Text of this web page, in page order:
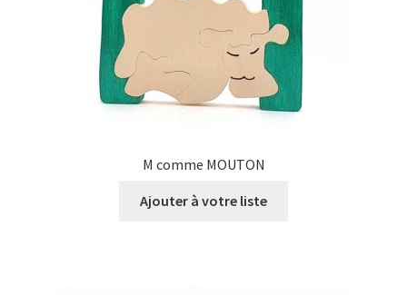
M comme MOUTON
Ajouter à votre liste